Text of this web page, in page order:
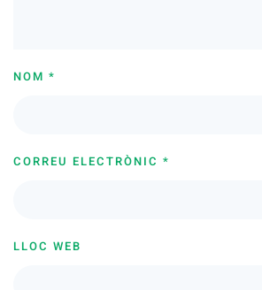
NOM *
CORREU ELECTRÒNIC *
LLOC WEB